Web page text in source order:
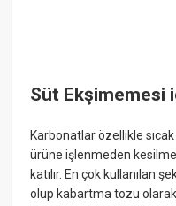
Süt Ekşimemesi
Karbonatlar özellikle
ürüne işlenmeden
katılır. En çok kullanılan
olup kabartma tozu